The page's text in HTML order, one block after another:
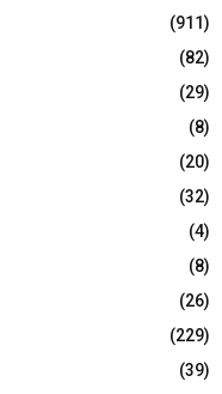
(911)
(82)
(29)
(8)
(20)
(32)
(4)
(8)
(26)
(229)
(39)